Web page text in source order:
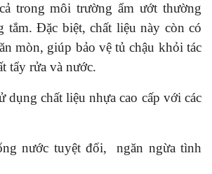
trong môi trường ẩm ướt thường
tắm. Đặc biệt, chất liệu này còn có
mòn, giúp bảo vệ tủ chậu khỏi tác
tẩy rửa và nước.
dụng chất liệu nhựa cao cấp với các
nước tuyệt đối, ngăn ngừa tình